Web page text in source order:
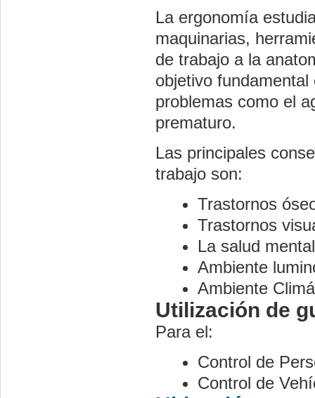
La ergonomía
maquinarias,
de trabajo a la
objetivo
problemas como el
prematuro.
Las principales
trabajo son:
Trastornos
Trastornos
La salud mental
Ambiente
Ambiente
Utilización de
Para el:
Control de
Control de